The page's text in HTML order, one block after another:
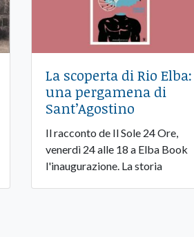
La scoperta di Rio Elba:
una pergamena di
Sant’Agostino
Il racconto de Il Sole 24 Ore,
venerdì 24 alle 18 a Elba Book
l'inaugurazione. La storia